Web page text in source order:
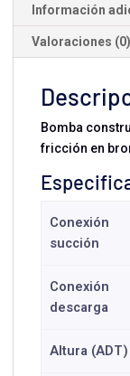
Información
Valoraciones (0)
Bomba
fricción en
Conexión
succión
Conexión
descarga
Altura (ADT)